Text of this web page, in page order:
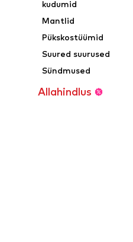
kudumid
Mantlid
Pükskostüümid
Suured suurused
Sündmused
Allahindlus